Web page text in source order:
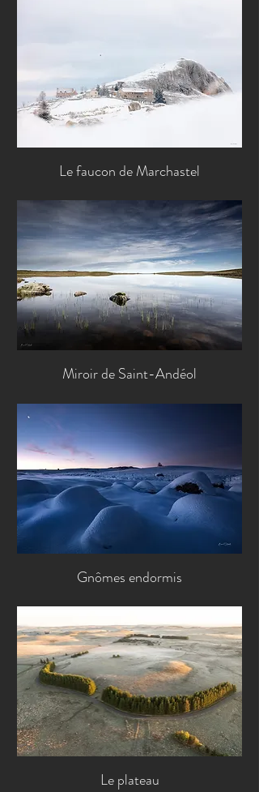
Le faucon de Marchastel
Miroir de Saint-Andéol
Gnômes endormis
Le plateau